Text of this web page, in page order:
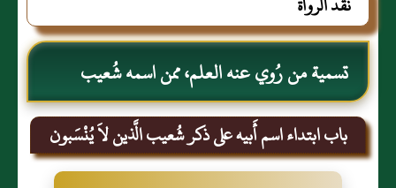
تسمية من رُوي عنه العلم، ممن اسمه شُعيب
باب ابتداء اسم أَبيه على ذكر شُعيب الَّذين لاَ يُنْسَبون